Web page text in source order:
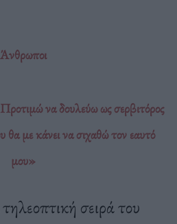
Άνθρωποι
να δουλεύω ως σερβιτόρος
με κάνει να σιχαθώ τον εαυτό
μου»
σειρά του